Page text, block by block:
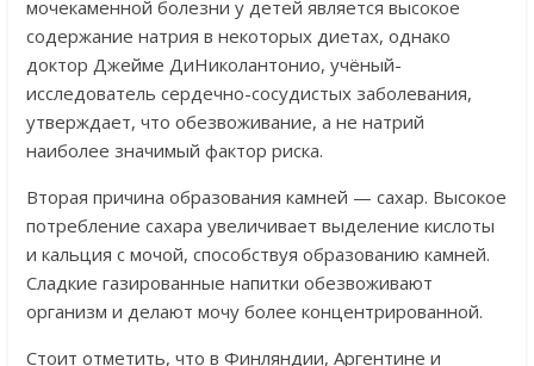
мочекаменной болезни у детей является высокое
содержание натрия в некоторых диетах, однако
доктор Джейме ДиНиколантонио, учёный-
исследователь сердечно-сосудистых заболевания,
утверждает, что обезвоживание, а не натрий
наиболее значимый фактор риска.
Вторая причина образования камней — сахар. Высокое
потребление сахара увеличивает выделение кислоты
и кальция с мочой, способствуя образованию камней.
Сладкие газированные напитки обезвоживают
организм и делают мочу более концентрированной.
Стоит отметить, что в Финляндии, Аргентине и